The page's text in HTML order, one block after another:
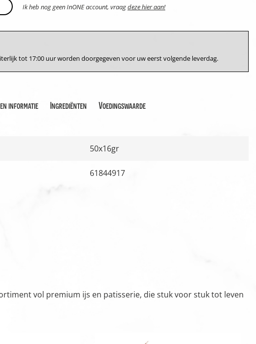
Ik heb nog geen InONE account, vraagdeze hier aan!
tot 17:00 uur worden doorgegeven voor uw eerst volgende leverdag.
informatie Ingrediënten Voedingswaarde
50x16gr
61844917
vol premium ijs en patisserie, die stuk voor stuk tot leven